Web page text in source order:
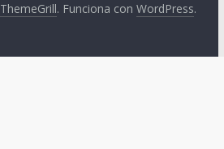
ThemeGrill. Funciona conWordPress.